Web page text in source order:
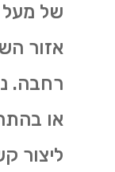
של מעל
אזור
רחבה.
או
ליצור